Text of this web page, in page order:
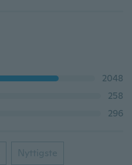
2048
258
296
Nyttigste